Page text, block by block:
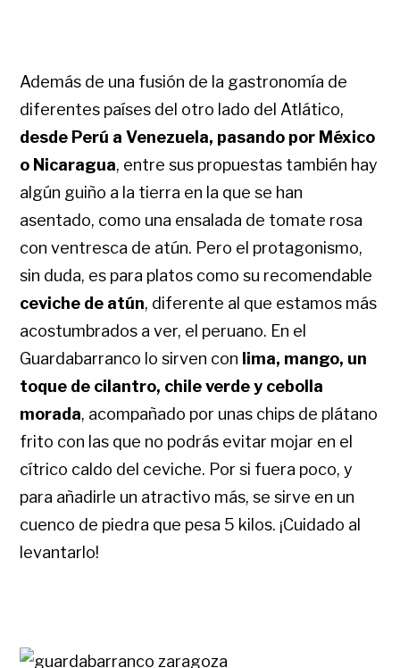
Además de una fusión de la gastronomía de
diferentes países del otro lado del Atlático,
desde Perú a Venezuela, pasando por México
o Nicaragua, entre sus propuestas también hay
algún guiño a la tierra en la que se han
asentado, como una ensalada de tomate rosa
con ventresca de atún. Pero el protagonismo,
sin duda, es para platos como su recomendable
ceviche de atún, diferente al que estamos más
acostumbrados a ver, el peruano. En el
Guardabarranco lo sirven con lima, mango, un
toque de cilantro, chile verde y cebolla
morada, acompañado por unas chips de plátano
frito con las que no podrás evitar mojar en el
cítrico caldo del ceviche. Por si fuera poco, y
para añadirle un atractivo más, se sirve en un
cuenco de piedra que pesa 5 kilos. ¡Cuidado al
levantarlo!